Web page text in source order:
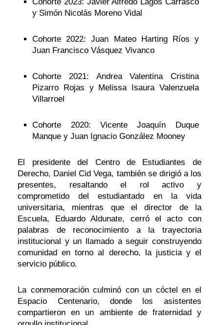
y Simón Nicolás Moreno Vidal
Cohorte 2022: Juan Mateo Harting Ríos y
Juan Francisco Vásquez Vivanco
Cohorte 2021: Andrea Valentina Cristina
Pizarro Rojas y Melissa Isaura Valenzuela
Villarroel
Cohorte 2020: Vicente Joaquín Duque
Manque y Juan Ignacio González Mooney
El presidente del Centro de Estudiantes de
Derecho, Daniel Cid Vega, también se dirigió a los
presentes, resaltando el rol activo y
comprometido del estudiantado en la vida
universitaria, mientras que el director de la
Escuela, Eduardo Aldunate, cerró el acto con
palabras de reconocimiento a la trayectoria
institucional y un llamado a seguir construyendo
comunidad en torno al derecho, la justicia y el
servicio público.
La conmemoración culminó con un cóctel en el
Espacio Centenario, donde los asistentes
compartieron en un ambiente de fraternidad y